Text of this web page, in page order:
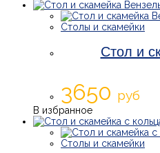
Столы и скамейки
Стол и
3650 руб
В избранное
Столы и скамейки